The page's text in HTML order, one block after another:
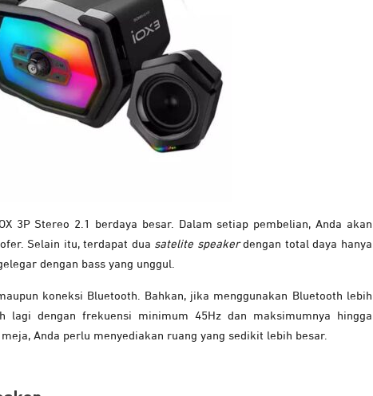
3P Stereo 2.1 berdaya besar. Dalam setiap pembelian, Anda akan
Selain itu, terdapat dua satelite speakerdengan total daya hanya
dengan bass yang unggul.
koneksi Bluetooth. Bahkan, jika menggunakan Bluetooth lebih
lagi dengan frekuensi minimum 45Hz dan maksimumnya hingga
Anda perlu menyediakan ruang yang sedikit lebih besar.